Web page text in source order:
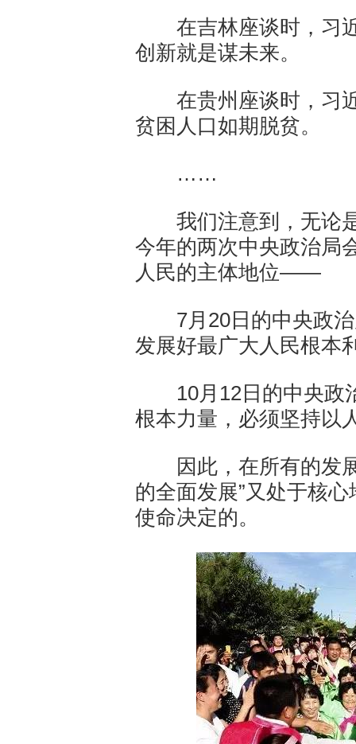
在吉林座谈时，习近
创新就是谋未来。
在贵州座谈时，习近
贫困人口如期脱贫。
……
我们注意到，无论是
今年的两次中央政治局
人民的主体地位——
7月20日的中央政治
发展好最广大人民根本
10月12日的中央政
根本力量，必须坚持以
因此，在所有的发展
的全面发展”又处于核
使命决定的。